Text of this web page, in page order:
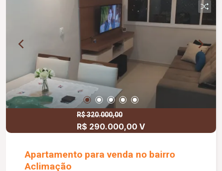
R$ 320.000,00
R$ 290.000,00 V
Apartamento para venda no bairro
Aclimação